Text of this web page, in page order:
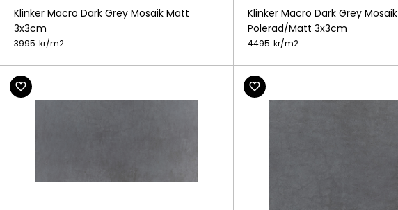
Klinker Macro Dark Grey Mosaik Matt
3x3cm
3995 kr/m2
Klinker Macro Dark Grey Mosaik
Polerad/Matt 3x3cm
4495 kr/m2